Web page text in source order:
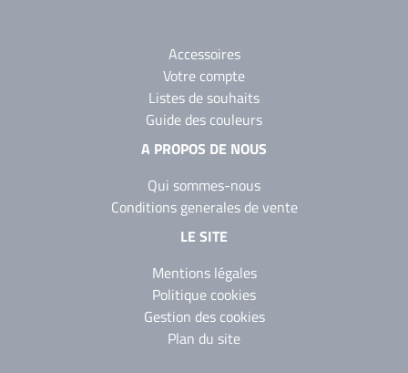
Accessoires
Votre compte
Listes de souhaits
Guide des couleurs
A PROPOS DE NOUS
Qui sommes-nous
Conditions generales de vente
LE SITE
Mentions légales
Politique cookies
Gestion des cookies
Plan du site